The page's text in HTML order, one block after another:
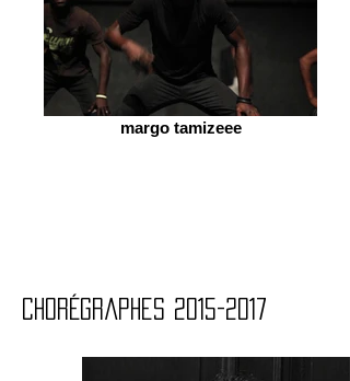
margo tamizeee
chorégraphes 2015-2017